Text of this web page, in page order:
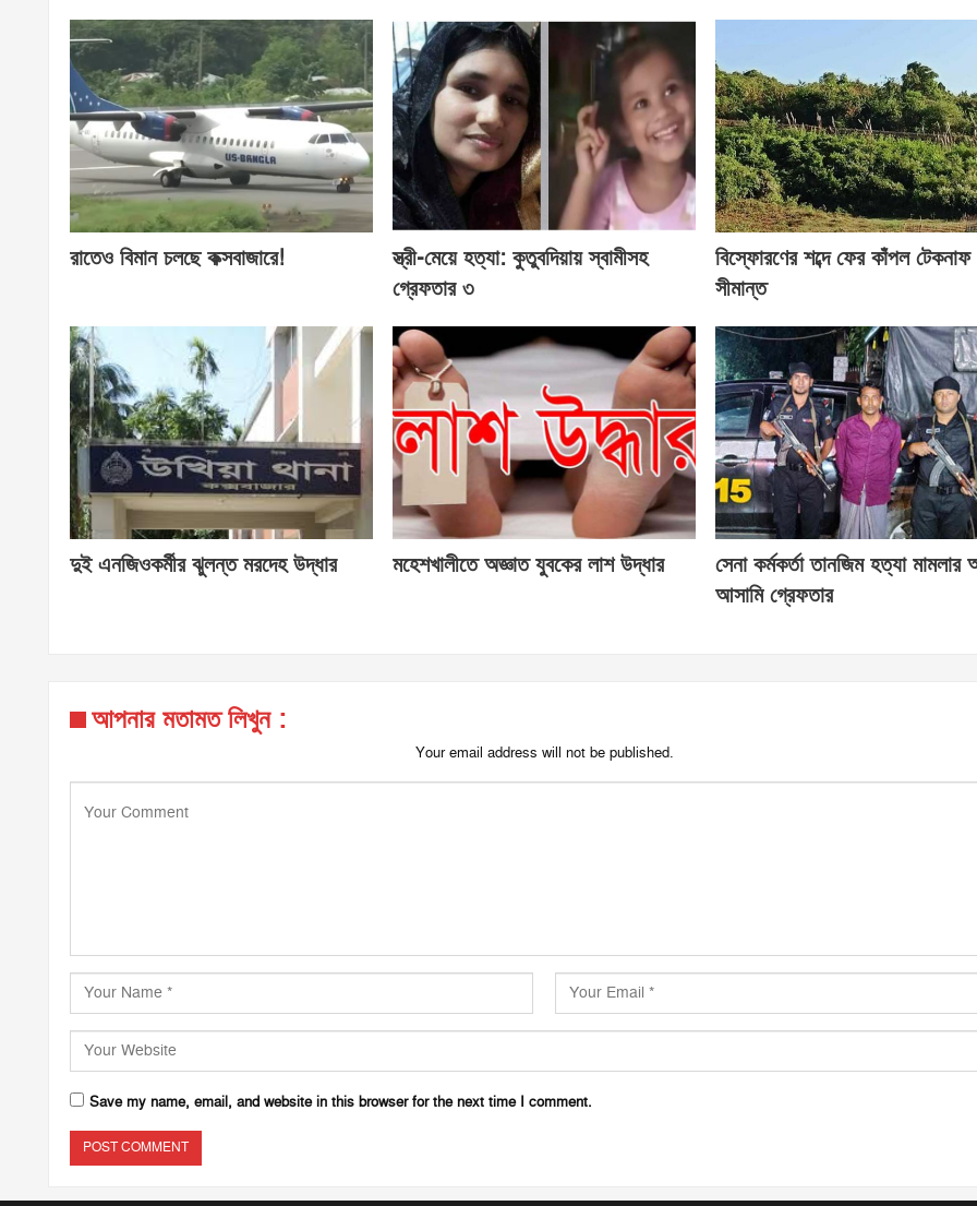
রাতেও বিমান চলছে কক্সবাজারে!
স্ত্রী-মেয়ে হত্যা: কুতুবদিয়ায় স্বামীসহ
গ্রেফতার ৩
বিস্ফোরণের শব্দে ফের কাঁপল টেকনাফ
সীমান্ত
দুই এনজিওকর্মীর ঝুলন্ত মরদেহ উদ্ধার মহেশখালীতে অজ্ঞাত যুবকের লাশ উদ্ধার
সেনা কর্মকর্তা তানজিম হত্যা
আসামি গ্রেফতার
আপনার মতামত লিখুন :
Your email address will not be published.
Save my name, email, and website in this browser for the next time I comment.